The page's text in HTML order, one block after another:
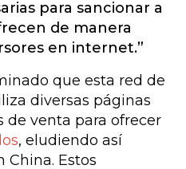
para sancionar a
de manera
en internet.”
que esta red de
diversas páginas
venta para ofrecer
, eludiendo así
China. Estos